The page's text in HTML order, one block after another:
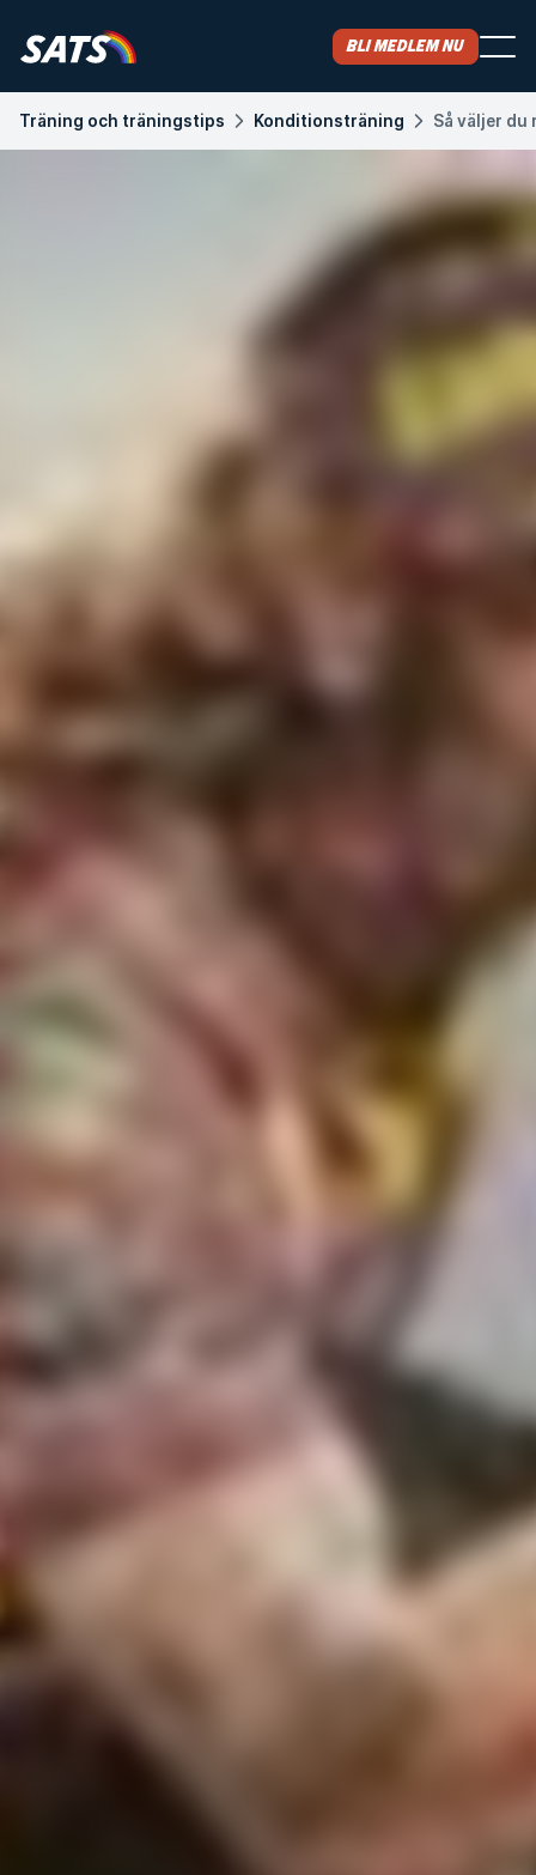
Bli medlem nu
Träning och träningstips Konditionsträning Så väljer